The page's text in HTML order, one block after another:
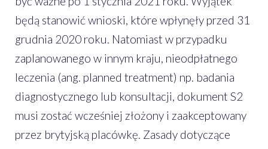
będą stanowić wnioski, które wpłynęły przed 31
grudnia 2020 roku. Natomiast w przypadku
zaplanowanego w innym kraju, nieodpłatnego
leczenia (ang. planned treatment) np. badania
diagnostycznego lub konsultacji, dokument S2
musi zostać wcześniej złożony i zaakceptowany
przez brytyjską placówkę. Zasady dotyczące